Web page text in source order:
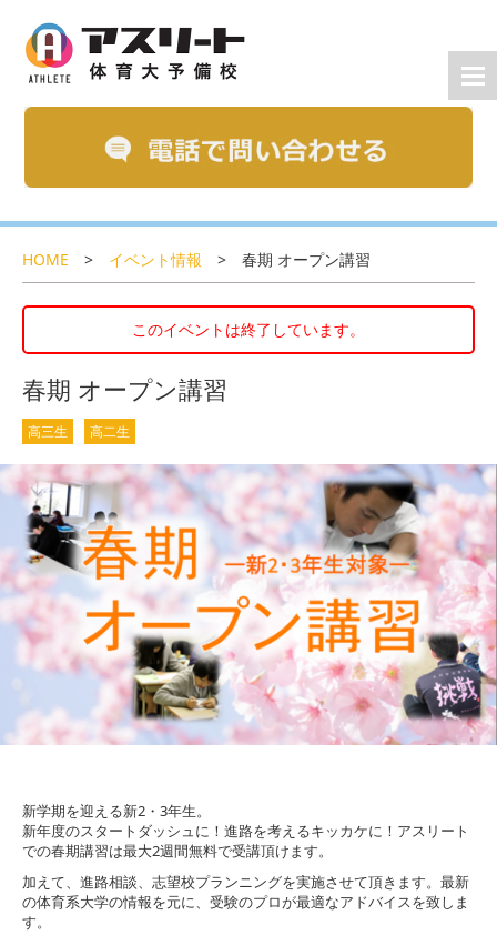
HOME > イベント情報 > 春期 オープン講習
このイベントは終了しています。
春期 オープン講習
高三生 高二生
新学期を迎える新2・3年生。
新年度のスタートダッシュに！進路を考えるキッカケに！アスリート
での春期講習は最大2週間無料で受講頂けます。
加えて、進路相談、志望校プランニングを実施させて頂きます。最新
の体育系大学の情報を元に、受験のプロが最適なアドバイスを致しま
す。